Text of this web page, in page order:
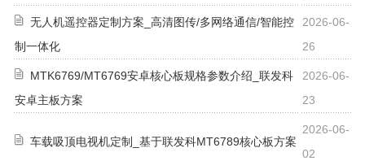
无人机遥控器定制方案_高清图传/多网络通信/智能控
制一体化
2026-06-
26
MTK6769/MT6769安卓核心板规格参数介绍_联发科
安卓主板方案
2026-06-
23
车载吸顶电视机定制_基于联发科MT6789核心板方案
2026-06-
02